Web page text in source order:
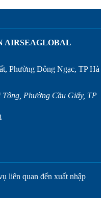
AIRSEAGLOBAL
Phường Đông Ngạc, TP Hà
Phường Cầu Giấy, TP
liên quan đến xuất nhập